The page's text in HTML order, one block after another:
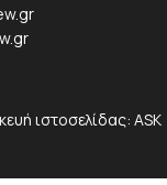
ιστοσελίδας: ASK